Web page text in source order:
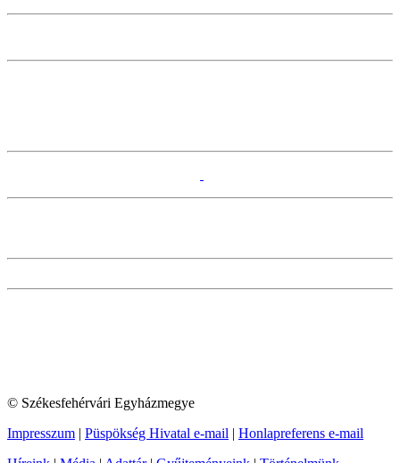
© Székesfehérvári Egyházmegye
Impresszum | Püspökség Hivatal e-mail | Honlapreferens e-mail